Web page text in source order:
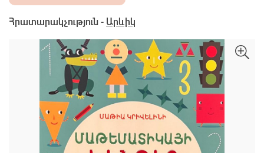
Հրատարակչություն - Արևիկ